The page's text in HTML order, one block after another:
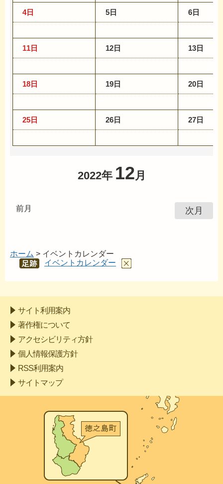
4日 5日 6日
11日 12日 13日
18日 19日 20日
25日 26日 27日
前月
2022年 12 月
次月
ホーム > イベントカレンダー
あし
イベントカレンダー
サイト利用案内
著作権について
アクセシビリティ方針
個人情報保護方針
RSS利用案内
サイトマップ